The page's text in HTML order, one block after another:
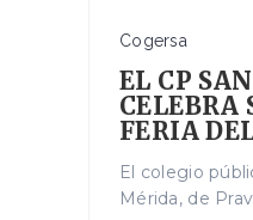
Cogersa
EL CP
CELEBRA
FERIA
El colegio
Mérida, de